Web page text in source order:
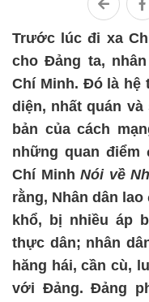
Trước lúc đi xa
cho Đảng ta,
Chí Minh. Đó là hệ
diện, nhất quán
bản của cách
những quan
Chí MinhNói về
rằng, Nhân dân
khổ, bị nhiều áp
thực dân; nhân
hăng hái, cần cù,
với Đảng. Đảng